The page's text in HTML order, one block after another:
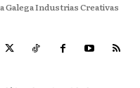
Galega Industrias Creativas